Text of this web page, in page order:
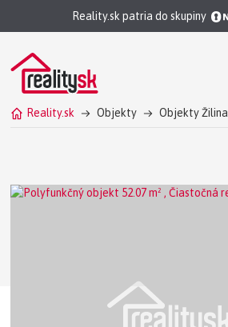
Reality.sk patria do skupiny
Reality.sk Objekty Objekty Žilina